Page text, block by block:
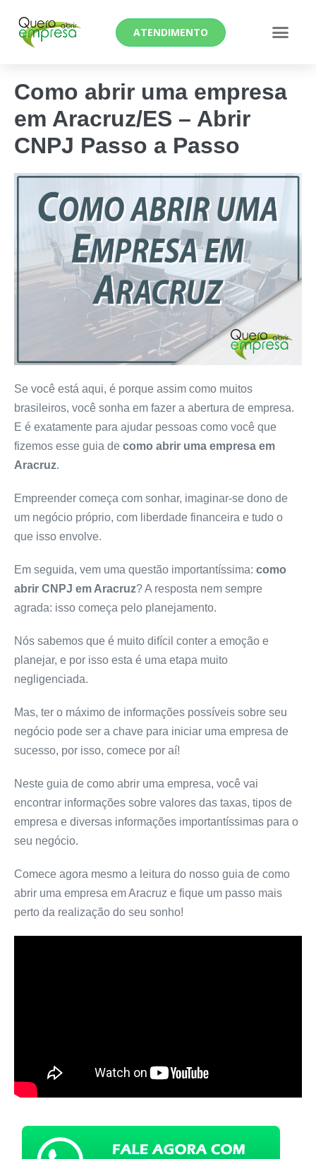
ATENDIMENTO
Como abrir uma empresa
em Aracruz/ES – Abrir
CNPJ Passo a Passo
Se você está aqui, é porque assim como muitos
brasileiros, você sonha em fazer a abertura de empresa.
E é exatamente para ajudar pessoas como você que
fizemos esse guia de como abrir uma empresa em
Aracruz.
Empreender começa com sonhar, imaginar-se dono de
um negócio próprio, com liberdade financeira e tudo o
que isso envolve.
Em seguida, vem uma questão importantíssima: como
abrir CNPJ em Aracruz? A resposta nem sempre
agrada: isso começa pelo planejamento.
Nós sabemos que é muito difícil conter a emoção e
planejar, e por isso esta é uma etapa muito
negligenciada.
Mas, ter o máximo de informações possíveis sobre seu
negócio pode ser a chave para iniciar uma empresa de
sucesso, por isso, comece por aí!
Neste guia de como abrir uma empresa, você vai
encontrar informações sobre valores das taxas, tipos de
empresa e diversas informações importantíssimas para o
seu negócio.
Comece agora mesmo a leitura do nosso guia de como
abrir uma empresa em Aracruz e fique um passo mais
perto da realização do seu sonho!